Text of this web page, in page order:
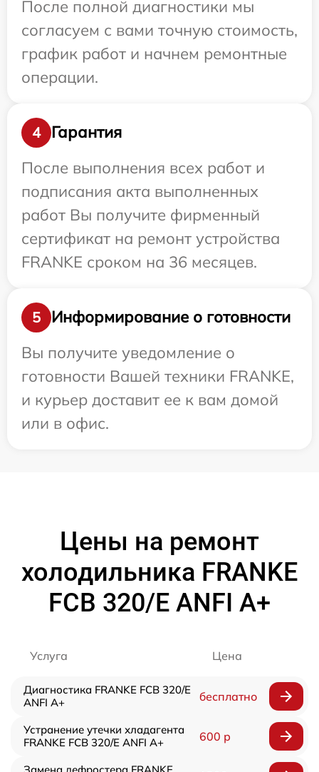
После полной диагностики мы
согласуем с вами точную стоимость,
график работ и начнем ремонтные
операции.
4
Гарантия
После выполнения всех работ и
подписания акта выполненных
работ Вы получите фирменный
сертификат на ремонт устройства
FRANKE сроком на 36 месяцев.
5
Информирование о готовности
Вы получите уведомление о
готовности Вашей техники FRANKE,
и курьер доставит ее к вам домой
или в офис.
Цены на ремонт
холодильника FRANKE
FCB 320/E ANFI A+
Услуга Цена
Диагностика FRANKE FCB 320/E
ANFI A+
бесплатно
Устранение утечки хладагента
FRANKE FCB 320/E ANFI A+
600 р